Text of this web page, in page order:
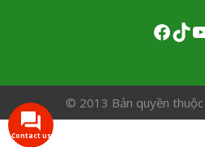
© 2013 Bản quyền thuộc
Contact us